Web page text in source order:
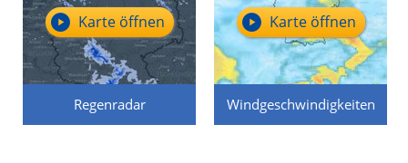
Regenradar
Karte öffnen
Windgeschwindigkeiten
Karte öffnen